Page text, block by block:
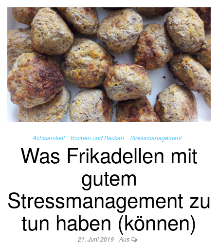
Achtsamkeit Kochen und Backen Stressmanagement
Was Frikadellen mit
gutem
Stressmanagement zu
tun haben (können)
21. Juni 2019 Aus